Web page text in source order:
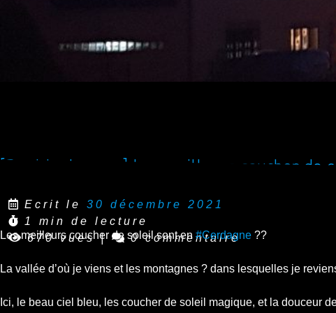
[Reel Instagram] Les meilleurs coucher de
Ecrit le 30 décembre 2021
1 min de lecture
670 vues | 0 commentaire
Les meilleurs coucher de soleil sont en #Cerdagne ??
La vallée d’où je viens et les montagnes ? dans lesquelles je
Ici, le beau ciel bleu, les coucher de soleil magique, et la douceur